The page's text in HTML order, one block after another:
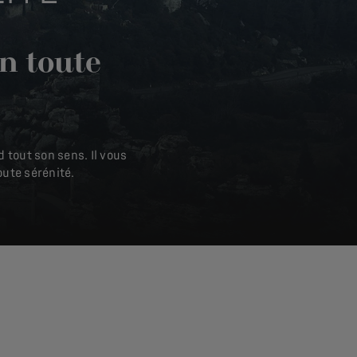
toute
tout son sens. Il vous
sérénité.